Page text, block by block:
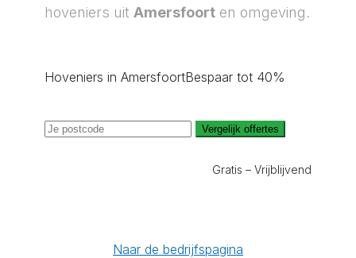
hoveniers uit Amersfoort en omgeving.
Hoveniers in AmersfoortBespaar tot 40%
Vergelijk offertes
Gratis – Vrijblijvend
Naar de bedrijfspagina